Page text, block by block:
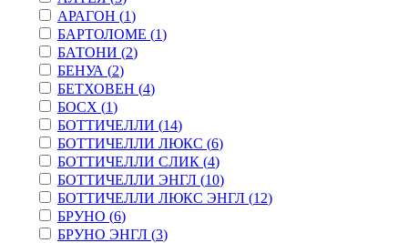
АРАГОН (1)
БАРТОЛОМЕ (1)
БАТОНИ (2)
БЕНУА (2)
БЕТХОВЕН (4)
БОСХ (1)
БОТТИЧЕЛЛИ (14)
БОТТИЧЕЛЛИ ЛЮКС (6)
БОТТИЧЕЛЛИ СЛИК (4)
БОТТИЧЕЛЛИ ЭНГЛ (10)
БОТТИЧЕЛЛИ ЛЮКС ЭНГЛ (12)
БРУНО (6)
БРУНО ЭНГЛ (3)